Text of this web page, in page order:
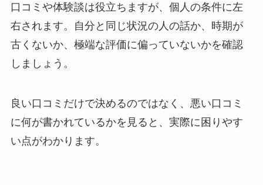
口コミや体験談は役立ちますが、個人の条件に左
右されます。自分と同じ状況の人の話か、時期が
古くないか、極端な評価に偏っていないかを確認
しましょう。
良い口コミだけで決めるのではなく、悪い口コミ
に何が書かれているかを見ると、実際に困りやす
い点がわかります。